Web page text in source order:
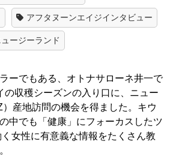
アフタヌーンエイジインタビュー
ュージーランド
ーでもある、オトナサローネ井一で
の収穫シーズンの入り口に、ニュー
産地訪問の機会を得ました。キウ
中でも「健康」にフォーカスしたツ
女性に有意義な情報をたくさん教